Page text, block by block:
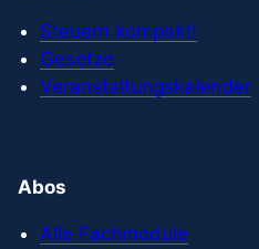
Steuern kompakt!
Gesetze
Veranstaltungskalender
Abos
Alle Fachmodule